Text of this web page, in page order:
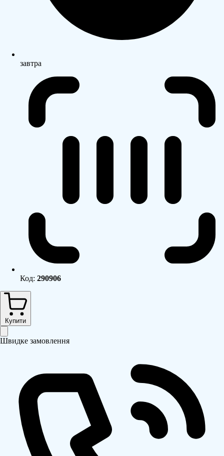
завтра
Код: 290906
Купити
Швидке замовлення